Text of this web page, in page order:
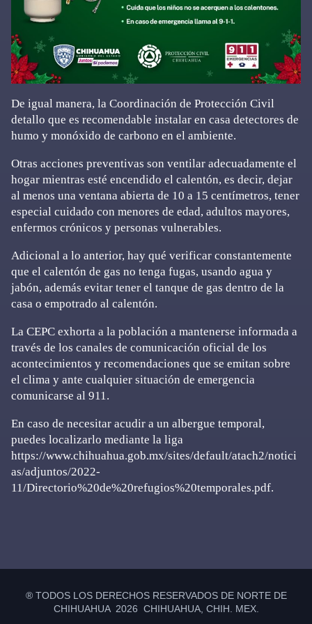
De igual manera, la Coordinación de Protección Civil
detallo que es recomendable instalar en casa detectores de
humo y monóxido de carbono en el ambiente.
Otras acciones preventivas son ventilar adecuadamente el
hogar mientras esté encendido el calentón, es decir, dejar
al menos una ventana abierta de 10 a 15 centímetros, tener
especial cuidado con menores de edad, adultos mayores,
enfermos crónicos y personas vulnerables.
Adicional a lo anterior, hay qué verificar constantemente
que el calentón de gas no tenga fugas, usando agua y
jabón, además evitar tener el tanque de gas dentro de la
casa o empotrado al calentón.
La CEPC exhorta a la población a mantenerse informada a
través de los canales de comunicación oficial de los
acontecimientos y recomendaciones que se emitan sobre
el clima y ante cualquier situación de emergencia
comunicarse al 911.
En caso de necesitar acudir a un albergue temporal,
puedes localizarlo mediante la liga
https://www.chihuahua.gob.mx/sites/default/atach2/notici
as/adjuntos/2022-
11/Directorio%20de%20refugios%20temporales.pdf.
® TODOS LOS DERECHOS RESERVADOS DE NORTE DE
CHIHUAHUA 2026 CHIHUAHUA, CHIH. MEX.